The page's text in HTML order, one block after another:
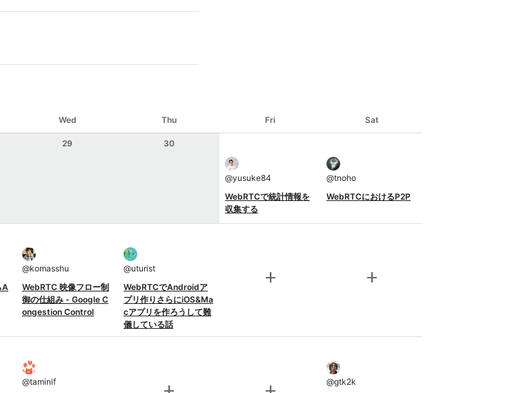
Wed Thu Fri Sat
29 30
@yusuke84
WebRTCで統計情報を
収集する
@tnoho
WebRTCにおけるP2P
A
@komasshu
WebRTC 映像フロー制
御の仕組み - Google C
ongestion Control
@uturist
WebRTCでAndroidア
プリ作りさらにiOS&Ma
cアプリを作ろうして難
儀している話
add add
@taminif
@gtk2k